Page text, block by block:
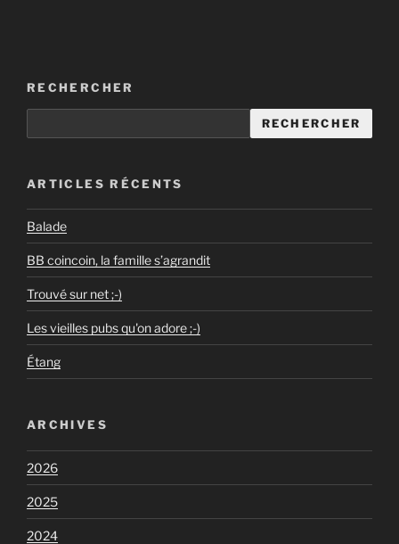
RECHERCHER
RECHERCHER
ARTICLES RÉCENTS
Balade
BB coincoin, la famille s’agrandit
Trouvé sur net ;-)
Les vieilles pubs qu'on adore ;-)
Étang
ARCHIVES
2026
2025
2024